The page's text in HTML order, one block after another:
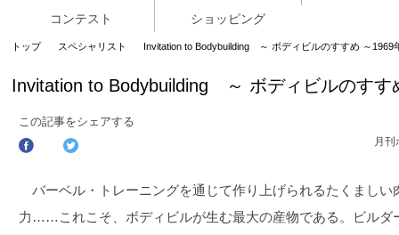
コンテスト
ショッピング
トップ スペシャリスト Invitation to Bodybuilding ～ ボディビルのすすめ ～1969
Invitation to Bodybuilding ～ ボディビルのすす
この記事をシェアする
月
バーベル・トレーニングを通じて作り上げられるたくましい
力……これこそ、ボディビルが生む最大の産物である。ビルダ